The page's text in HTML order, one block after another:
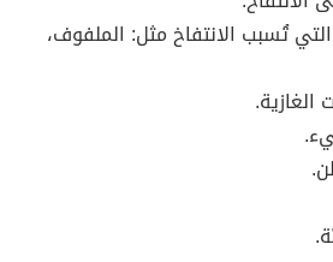
تُسبب الانتفاخ مثل: الملفوف،
الغازية.